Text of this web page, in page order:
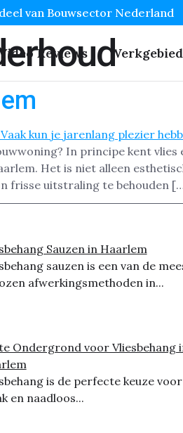
van Bouwsector Nederland
Reviews Werkgebied
In principe kent vlies
Het is niet alleen
frisse uitstraling te behouden
Sauzen in Haarlem
sauzen is een van de
afwerkingsmethoden in...
Ondergrond voor Vliesbehang
is de perfecte keuze
en naadloos...